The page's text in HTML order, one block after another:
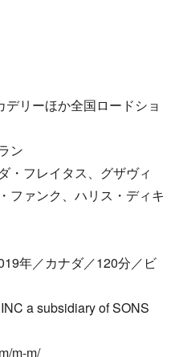
リーほか全国ロードショ
ン
・フレイタス、グザヴィ
ファンク、ハリス・ディキ
年／カナダ／120分／ビ
a subsidiary of SONS
m-m/